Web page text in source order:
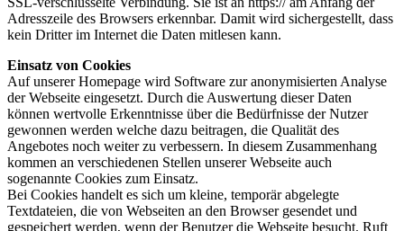
Adresszeile des Browsers erkennbar. Damit wird sichergestellt, dass
kein Dritter im Internet die Daten mitlesen kann.
Einsatz von Cookies
Auf unserer Homepage wird Software zur anonymisierten Analyse
der Webseite eingesetzt. Durch die Auswertung dieser Daten
können wertvolle Erkenntnisse über die Bedürfnisse der Nutzer
gewonnen werden welche dazu beitragen, die Qualität des
Angebotes noch weiter zu verbessern. In diesem Zusammenhang
kommen an verschiedenen Stellen unserer Webseite auch
sogenannte Cookies zum Einsatz.
Bei Cookies handelt es sich um kleine, temporär abgelegte
Textdateien, die von Webseiten an den Browser gesendet und
gespeichert werden, wenn der Benutzer die Webseite besucht. Ruft